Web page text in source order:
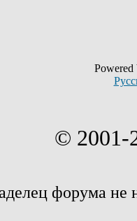
© 2001-
форума не